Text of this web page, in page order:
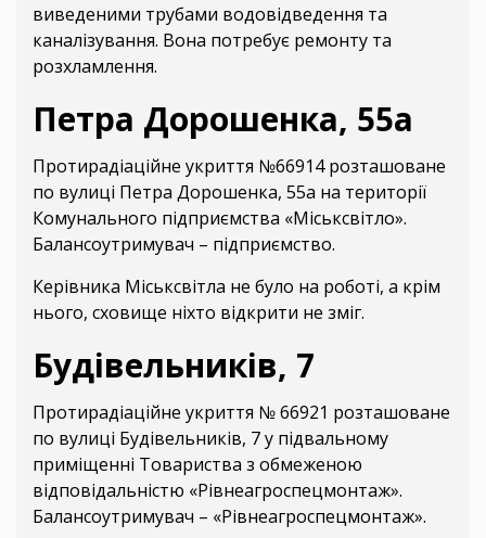
виведеними трубами водовідведення та
каналізування. Вона потребує ремонту та
розхламлення.
Петра Дорошенка, 55а
Протирадіаційне укриття №66914 розташоване
по вулиці Петра Дорошенка, 55а на території
Комунального підприємства «Міськсвітло».
Балансоутримувач – підприємство.
Керівника Міськсвітла не було на роботі, а крім
нього, сховище ніхто відкрити не зміг.
Будівельників, 7
Протирадіаційне укриття № 66921 розташоване
по вулиці Будівельників, 7 у підвальному
приміщенні Товариства з обмеженою
відповідальністю «Рівнеагроспецмонтаж».
Балансоутримувач – «Рівнеагроспецмонтаж».